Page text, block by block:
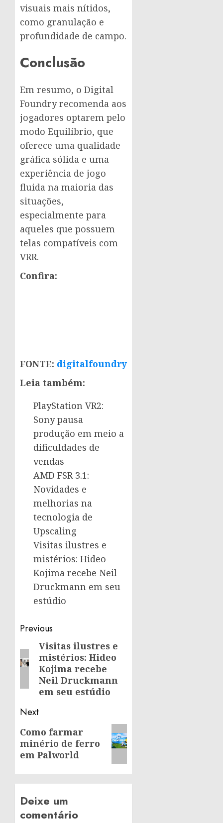
visuais mais nítidos,
como granulação e
profundidade de campo.
Conclusão
Em resumo, o Digital
Foundry recomenda aos
jogadores optarem pelo
modo Equilíbrio, que
oferece uma qualidade
gráfica sólida e uma
experiência de jogo
fluida na maioria das
situações,
especialmente para
aqueles que possuem
telas compatíveis com
VRR.
Confira:
FONTE: digitalfoundry
Leia também:
PlayStation VR2:
Sony pausa
produção em meio a
dificuldades de
vendas
AMD FSR 3.1:
Novidades e
melhorias na
tecnologia de
Upscaling
Visitas ilustres e
mistérios: Hideo
Kojima recebe Neil
Druckmann em seu
estúdio
Post
navigation
Previous
Previous
post:
Visitas ilustres e
mistérios: Hideo
Kojima recebe
Neil Druckmann
em seu estúdio
Next
Next
post:
Como farmar
minério de ferro
em Palworld
Deixe um
comentário